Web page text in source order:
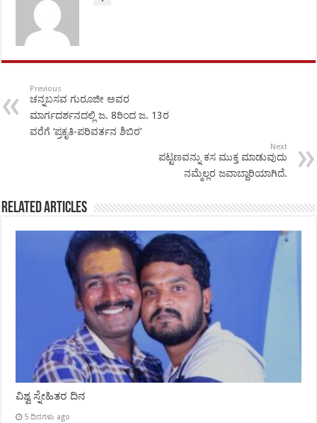
Previous
ಚನ್ನಬಸವ ಗುರೂಜೀ ಅವರ
ಮಾರ್ಗದರ್ಶನದಲ್ಲಿ ಜ. 8ರಿಂದ ಜ. 13ರ
ವರೆಗೆ ‘ಪ್ರಕೃತಿ-ಪರಿವರ್ತನ ಶಿಬಿರ’
Next
ಪಟ್ಟಣವನ್ನು ಕಸ ಮುಕ್ತ ಮಾಡುವುದು
ನಮ್ಮೆಲ್ಲರ ಜವಾಬ್ದಾರಿಯಾಗಿದೆ.
Related Articles
ವಿಶ್ವ ಸ್ನೇಹಿತರ ದಿನ
5 ದಿನಗಳು ago